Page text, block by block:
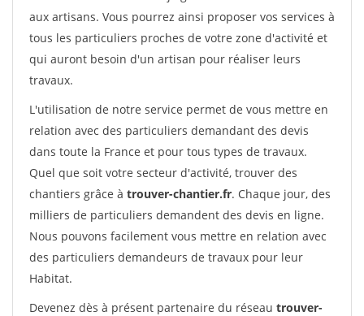
aux artisans. Vous pourrez ainsi proposer vos services à
tous les particuliers proches de votre zone d'activité et
qui auront besoin d'un artisan pour réaliser leurs
travaux.
L'utilisation de notre service permet de vous mettre en
relation avec des particuliers demandant des devis
dans toute la France et pour tous types de travaux.
Quel que soit votre secteur d'activité, trouver des
chantiers grâce à trouver-chantier.fr. Chaque jour, des
milliers de particuliers demandent des devis en ligne.
Nous pouvons facilement vous mettre en relation avec
des particuliers demandeurs de travaux pour leur
Habitat.
Devenez dès à présent partenaire du réseau trouver-